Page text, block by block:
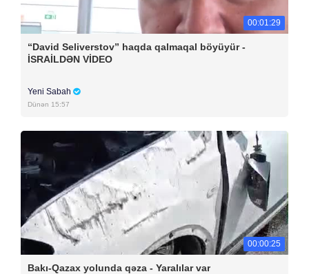
00:01:29
“David Seliverstov” haqda qalmaqal böyüyür -
İSRAİLDƏN VİDEO
Yeni Sabah
Dünən 15:57
00:00:25
Bakı-Qazax yolunda qəza - Yaralılar var